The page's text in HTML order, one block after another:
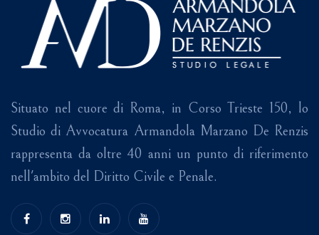
Situato nel cuore di Roma, in Corso Trieste 150, lo
Studio di Avvocatura Armandola Marzano De Renzis
rappresenta da oltre 40 anni un punto di riferimento
nell'ambito del Diritto Civile e Penale.